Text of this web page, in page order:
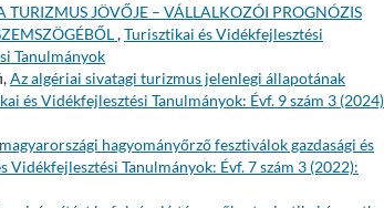
TURIZMUS JÖVŐJE – VÁLLALKOZÓI PROGNÓZIS
,Turisztikai és Vidékfejlesztési
Tanulmányok
Az algériai sivatagi turizmus jelenlegi állapotának
és Vidékfejlesztési Tanulmányok: Évf. 9 szám 3
hagyományőrző fesztiválok gazdasági és
Vidékfejlesztési Tanulmányok: Évf. 7 szám 3 (2022):